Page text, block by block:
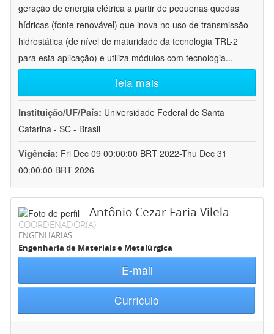
geração de energia elétrica a partir de pequenas quedas
hídricas (fonte renovável) que inova no uso de transmissão
hidrostática (de nível de maturidade da tecnologia TRL-2
para esta aplicação) e utiliza módulos com tecnologia...
leia mais
Instituição/UF/País: Universidade Federal de Santa
Catarina - SC - Brasil
Vigência: Fri Dec 09 00:00:00 BRT 2022-Thu Dec 31
00:00:00 BRT 2026
Antônio Cezar Faria Vilela
COORDENADOR(A)
ENGENHARIAS
Engenharia de Materiais e Metalúrgica
E-mail
Currículo